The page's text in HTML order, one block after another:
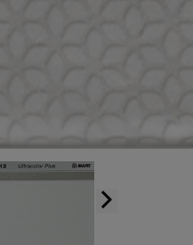
arrow_forward_ios